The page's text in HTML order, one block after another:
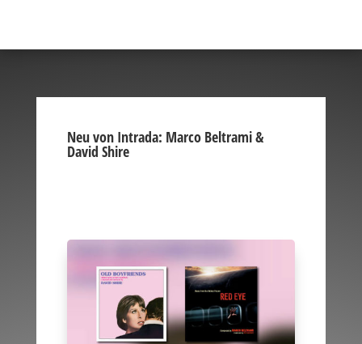
Neu von Intrada: Marco Beltrami &
David Shire